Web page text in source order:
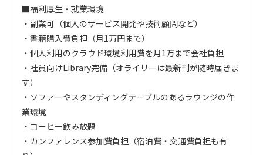
■福利厚生・就業環境
・副業可（個人のサービス開発や技術顧問など）
・書籍購入費負担（月1万円まで）
・個人利用のクラウド環境利用費を月1万まで会社負担
・社員向けLibrary完備（オライリーは最新刊が随時届きま
す）
・ソファーやスタンディングテーブルのあるラウンジの作
業環境
・コーヒー飲み放題
・カンファレンス参加費負担（宿泊費・交通費負担も有